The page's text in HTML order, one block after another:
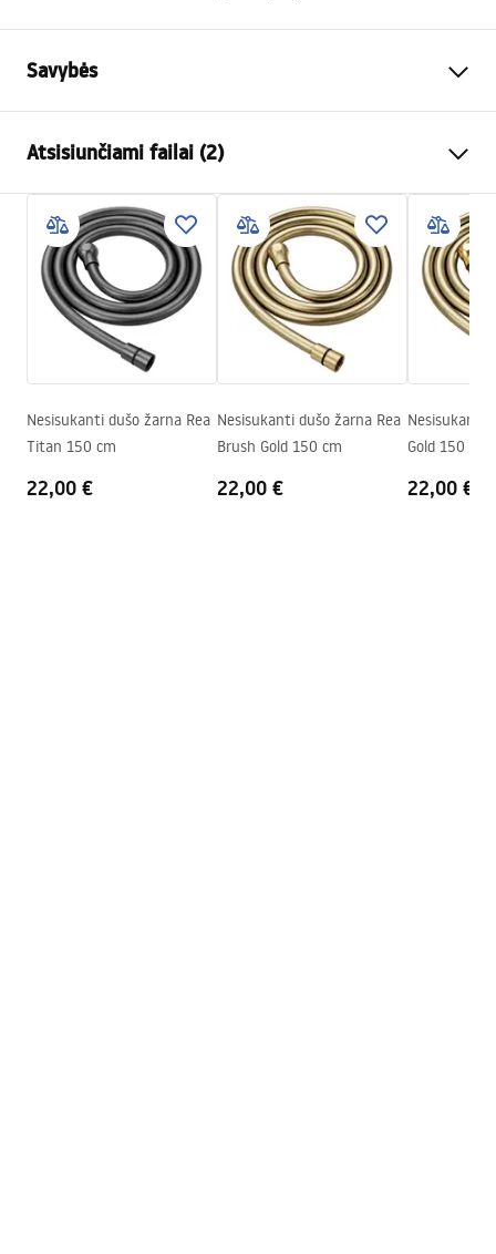
Savybės
Garantija
Medžiaga
Žalvaris, PVC, rubber
Svoris
1kg
Gamintojo kodas
JS-017G
Spalva
Auksas
Atsisiunčiami failai (2)
Saugos informacija
WARUNKI_BEZPIECZENSTWA_AKCESORIA_LAZIENKOWE.
pdf
Garantijos sąlygos
Warranty_Terms_and_Conditions_Accessories_-_24.pdf
Nesisukanti dušo žarna Rea
Titan 150 cm
22,00 €
Nesisukanti dušo žarna Rea
Brush Gold 150 cm
22,00 €
Nesisukanti
Gold 150 cm
22,00 €